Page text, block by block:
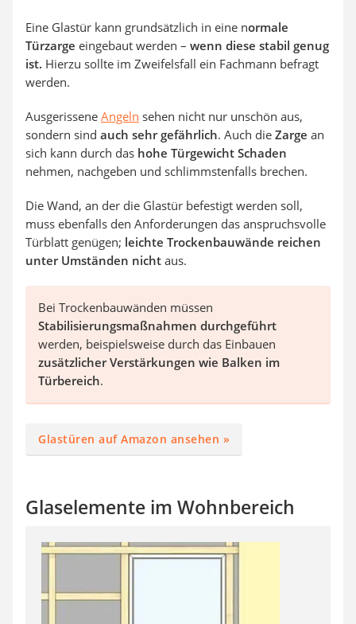
Eine Glastür kann grundsätzlich in eine normale
Türzarge eingebaut werden – wenn diese stabil genug
ist. Hierzu sollte im Zweifelsfall ein Fachmann befragt
werden.
Ausgerissene Angeln sehen nicht nur unschön aus,
sondern sind auch sehr gefährlich. Auch die Zarge an
sich kann durch das hohe Türgewicht Schaden
nehmen, nachgeben und schlimmstenfalls brechen.
Die Wand, an der die Glastür befestigt werden soll,
muss ebenfalls den Anforderungen das anspruchsvolle
Türblatt genügen; leichte Trockenbauwände reichen
unter Umständen nicht aus.
Bei Trockenbauwänden müssen
Stabilisierungsmaßnahmen durchgeführt
werden, beispielsweise durch das Einbauen
zusätzlicher Verstärkungen wie Balken im
Türbereich.
Glastüren auf Amazon ansehen »
Glaselemente im Wohnbereich